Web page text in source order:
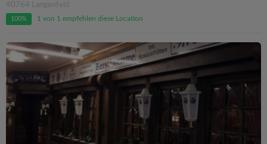
40764 Langenfeld
100% 1 von 1 empfehlen diese Location